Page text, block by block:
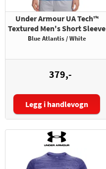
Under Armour UA Tech™
Textured Men's Short Sleeve
Blue Atlantis / White
379,-
Størrelse:
Legg i handlevogn